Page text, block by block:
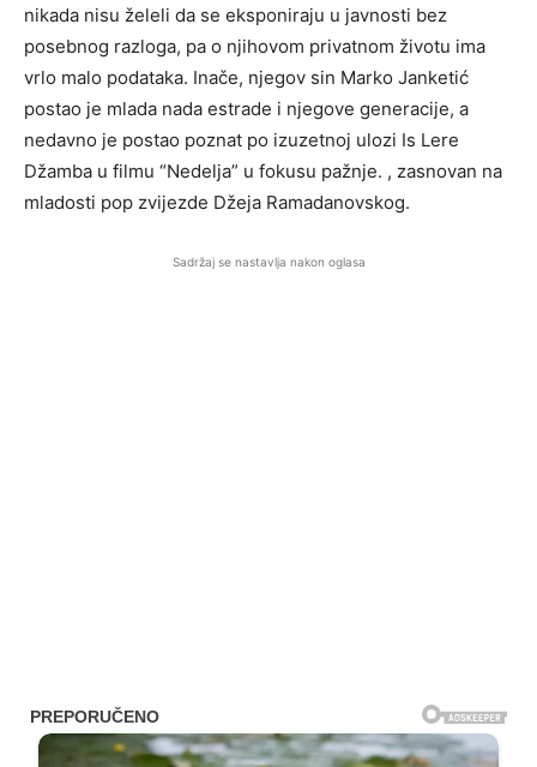
nikada nisu želeli da se eksponiraju u javnosti bez
posebnog razloga, pa o njihovom privatnom životu ima
vrlo malo podataka. Inače, njegov sin Marko Janketić
postao je mlada nada estrade i njegove generacije, a
nedavno je postao poznat po izuzetnoj ulozi Is Lere
Džamba u filmu “Nedelja” u fokusu pažnje. , zasnovan na
mladosti pop zvijezde Džeja Ramadanovskog.
Sadržaj se nastavlja nakon oglasa